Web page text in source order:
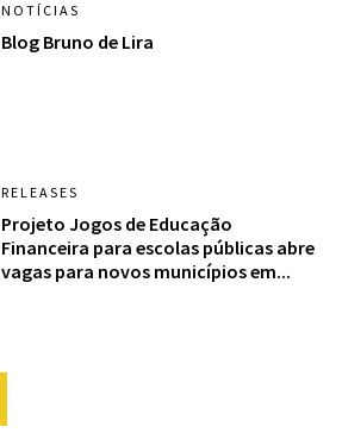
NOTÍCIAS
Blog Bruno de Lira
RELEASES
Projeto Jogos de Educação
Financeira para escolas públicas abre
vagas para novos municípios em...